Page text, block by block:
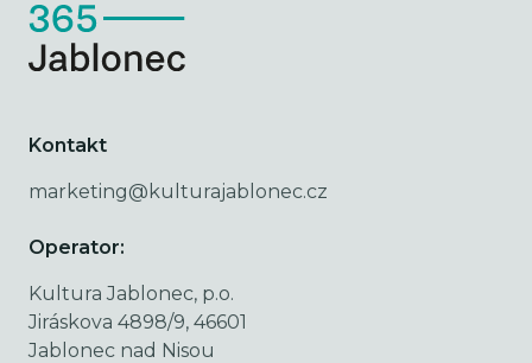
Kontakt
marketing@kulturajablonec.cz
Operator:
Kultura Jablonec, p.o.
Jiráskova 4898/9, 46601
Jablonec nad Nisou